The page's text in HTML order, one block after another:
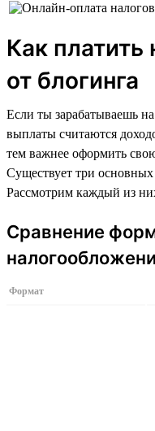
Как платить
от блогинга
Если ты зарабатываешь
выплаты считаются
тем важнее оформить
Существует три
Рассмотрим каждый из
Сравнение
Формат